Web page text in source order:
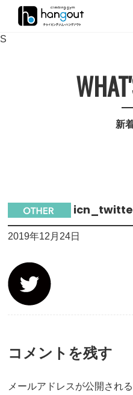
S
新
2019年12月24日
コメントを残す
メールアドレスが公開され